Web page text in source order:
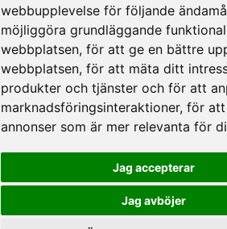
webbupplevelse för följande
möjliggöra grundläggande
webbplatsen, för att ge en bättre
webbplatsen, för att mäta ditt
produkter och tjänster och för att
marknadsföringsinteraktioner, för att
annonser som är mer relevanta för
Jag accepterar
Jag avböjer